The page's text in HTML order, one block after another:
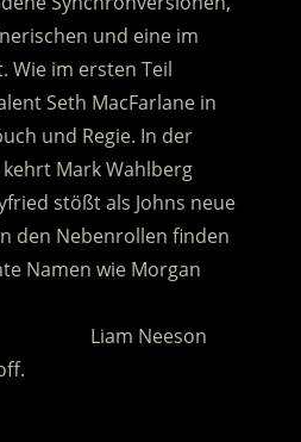
und eine im
Wie im ersten Teil
Seth MacFarlane in
und Regie. In der
Mark Wahlberg
stößt als Johns neue
den Nebenrollen finden
Namen wie Morgan
Liam Neeson